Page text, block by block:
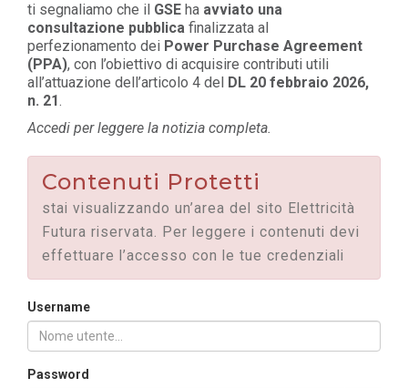
ti segnaliamo che il GSE ha avviato una
consultazione pubblica finalizzata al
perfezionamento dei Power Purchase Agreement
(PPA), con l’obiettivo di acquisire contributi utili
all’attuazione dell’articolo 4 del DL 20 febbraio 2026,
n. 21.
Accedi per leggere la notizia completa.
Contenuti Protetti
stai visualizzando un’area del sito Elettricità
Futura riservata. Per leggere i contenuti devi
effettuare l’accesso con le tue credenziali
Username
Password